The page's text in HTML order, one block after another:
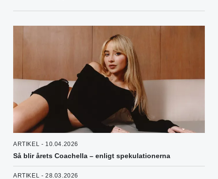
ARTIKEL - 10.04.2026
Så blir årets Coachella – enligt spekulationerna
ARTIKEL - 28.03.2026